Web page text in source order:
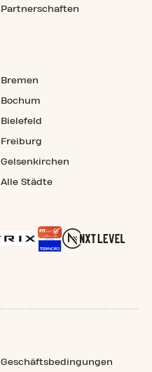
Partnerschaften
Bremen
Bochum
Bielefeld
Freiburg
Gelsenkirchen
Alle Städte
Geschäftsbedingungen